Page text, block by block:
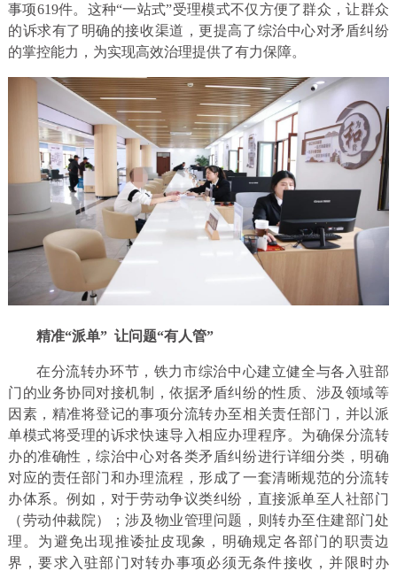
事项619件。这种“一站式”受理模式不仅方便了群众，让群众
的诉求有了明确的接收渠道，更提高了综治中心对矛盾纠纷
的掌控能力，为实现高效治理提供了有力保障。
精准“派单” 让问题“有人管”
在分流转办环节，铁力市综治中心建立健全与各入驻部
门的业务协同对接机制，依据矛盾纠纷的性质、涉及领域等
因素，精准将登记的事项分流转办至相关责任部门，并以派
单模式将受理的诉求快速导入相应办理程序。为确保分流转
办的准确性，综治中心对各类矛盾纠纷进行详细分类，明确
对应的责任部门和办理流程，形成了一套清晰规范的分流转
办体系。例如，对于劳动争议类纠纷，直接派单至人社部门
（劳动仲裁院）；涉及物业管理问题，则转办至住建部门处
理。为避免出现推诿扯皮现象，明确规定各部门的职责边
界，要求入驻部门对转办事项必须无条件接收，并限时办